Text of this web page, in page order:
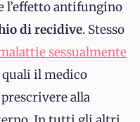
l’effetto antifungino
di recidive. Stesso
sessualmente
quali il medico
alla